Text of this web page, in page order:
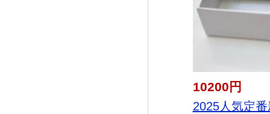
10200円
2025人気定